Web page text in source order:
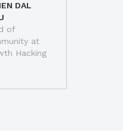
DAL
of
at
Hacking